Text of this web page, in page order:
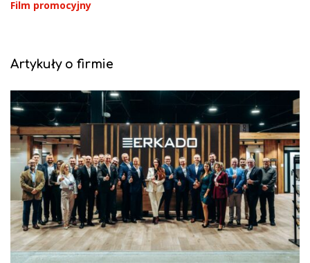
Film promocyjny
Artykuły o firmie